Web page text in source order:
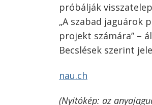
próbálják
„A szabad jaguárok
projekt számára” –
Becslések szerint
nau.ch
(Nyitókép: az